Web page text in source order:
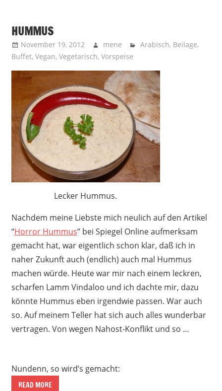
HUMMUS
November 19, 2012 mene Arabisch, Beilage,
Buffet, Vegan, Vegetarisch, Vorspeise
Lecker Hummus.
Nachdem meine Liebste mich neulich auf den Artikel
“Horror Hummus” bei Spiegel Online aufmerksam
gemacht hat, war eigentlich schon klar, daß ich in
naher Zukunft auch (endlich) auch mal Hummus
machen würde. Heute war mir nach einem leckren,
scharfen Lamm Vindaloo und ich dachte mir, dazu
könnte Hummus eben irgendwie passen. War auch
so. Auf meinem Teller hat sich auch alles wunderbar
vertragen. Von wegen Nahost-Konflikt und so …
Nundenn, so wird’s gemacht:
READ MORE